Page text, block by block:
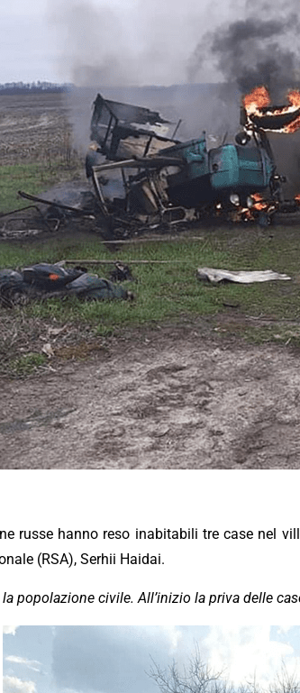
russe hanno reso inabitabili tre case nel
(RSA), Serhii Haidai.
popolazione civile. All’inizio la priva delle